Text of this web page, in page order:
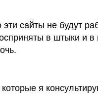
сайты не будут
в штыки и в
я